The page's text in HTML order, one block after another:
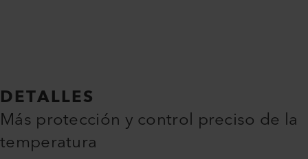
DETALLES
Más protección y control preciso de la
temperatura